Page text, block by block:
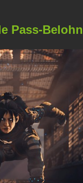
Pass-